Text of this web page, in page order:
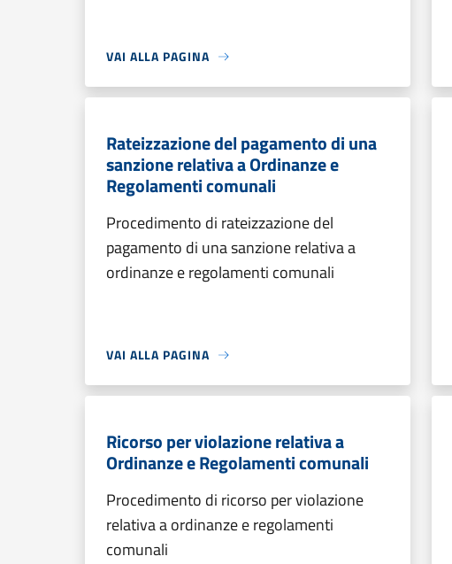
VAI ALLA PAGINA
Rateizzazione del pagamento di una
sanzione relativa a Ordinanze e
Regolamenti comunali
Procedimento di rateizzazione del
pagamento di una sanzione relativa a
ordinanze e regolamenti comunali
VAI ALLA PAGINA
Ricorso per violazione relativa a
Ordinanze e Regolamenti comunali
Procedimento di ricorso per violazione
relativa a ordinanze e regolamenti
comunali